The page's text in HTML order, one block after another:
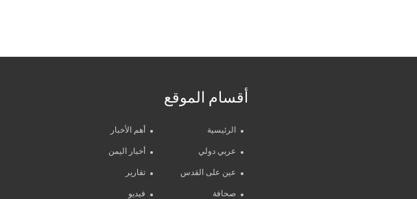
أقسام الموقع
الرئيسية أهم الأخبار
عربي دولي أخبار اليمن
عين على القدس تقارير
صحافة فيديو